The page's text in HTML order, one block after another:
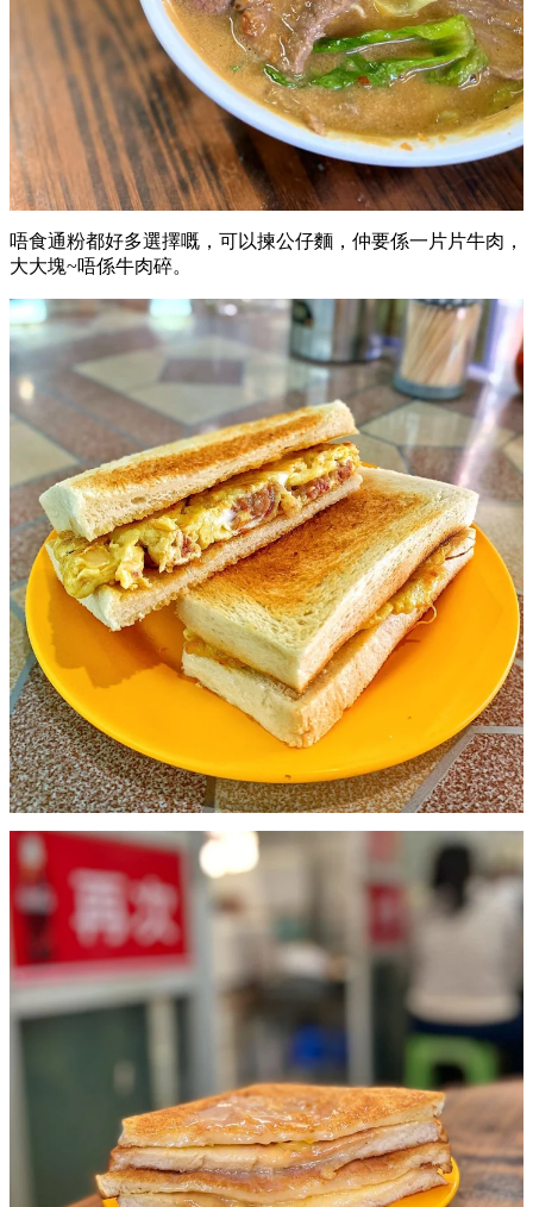
唔食通粉都好多選擇嘅，可以揀公仔麵，仲要係一片片牛肉，
大大塊~唔係牛肉碎。